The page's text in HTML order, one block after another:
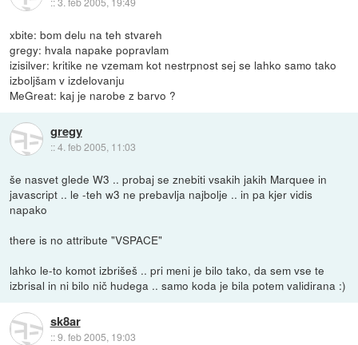
xbite: bom delu na teh stvareh
gregy: hvala napake popravlam
izisilver: kritike ne vzemam kot nestrpnost sej se lahko samo tako
izboljšam v izdelovanju
MeGreat: kaj je narobe z barvo ?
gregy
::4. feb 2005, 11:03
še nasvet glede W3 .. probaj se znebiti vsakih jakih Marquee in
javascript .. le -teh w3 ne prebavlja najbolje .. in pa kjer vidis
napako
there is no attribute "VSPACE"
lahko le-to komot izbrišeš .. pri meni je bilo tako, da sem vse te
izbrisal in ni bilo nič hudega .. samo koda je bila potem validirana :)
sk8ar
::9. feb 2005, 19:03